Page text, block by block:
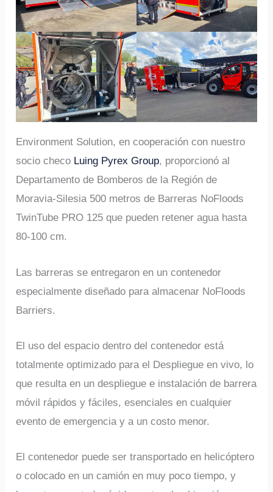
Environment Solution, en cooperación con nuestro
socio checo Luing Pyrex Group, proporcionó al
Departamento de Bomberos de la Región de
Moravia-Silesia 500 metros de Barreras NoFloods
TwinTube PRO 125 que pueden retener agua hasta
80-100 cm.
Las barreras se entregaron en un contenedor
especialmente diseñado para almacenar NoFloods
Barriers.
El uso del espacio dentro del contenedor está
totalmente optimizado para el Despliegue en vivo, lo
que resulta en un despliegue e instalación de barrera
móvil rápidos y fáciles, esenciales en cualquier
evento de emergencia y a un costo menor.
El contenedor puede ser transportado en helicóptero
o colocado en un camión en muy poco tiempo, y